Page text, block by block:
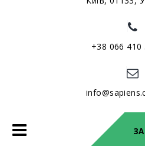
+38 066 410
Toggle
navigation